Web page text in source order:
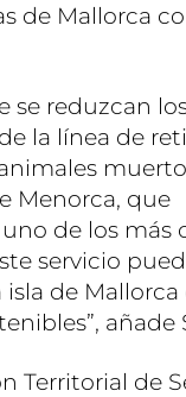
de Mallorca
se reduzcan
la línea de
Menorca, que
de los más
servicio
de
añade
Territorial de